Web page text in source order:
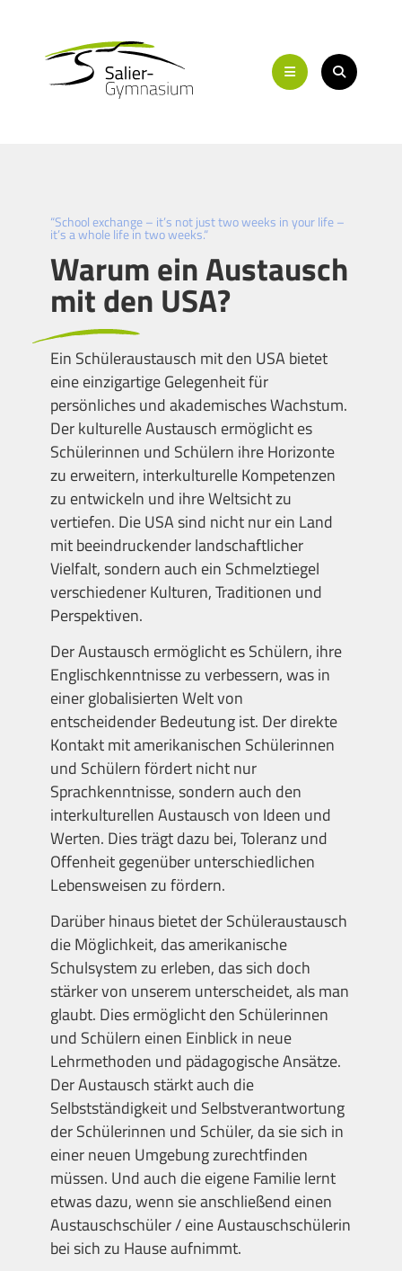
“School exchange – it’s not just two weeks in your life –
it’s a whole life in two weeks.“
Warum ein Austausch
mit den USA?
Ein Schüleraustausch mit den USA bietet
eine einzigartige Gelegenheit für
persönliches und akademisches Wachstum.
Der kulturelle Austausch ermöglicht es
Schülerinnen und Schülern ihre Horizonte
zu erweitern, interkulturelle Kompetenzen
zu entwickeln und ihre Weltsicht zu
vertiefen. Die USA sind nicht nur ein Land
mit beeindruckender landschaftlicher
Vielfalt, sondern auch ein Schmelztiegel
verschiedener Kulturen, Traditionen und
Perspektiven.
Der Austausch ermöglicht es Schülern, ihre
Englischkenntnisse zu verbessern, was in
einer globalisierten Welt von
entscheidender Bedeutung ist. Der direkte
Kontakt mit amerikanischen Schülerinnen
und Schülern fördert nicht nur
Sprachkenntnisse, sondern auch den
interkulturellen Austausch von Ideen und
Werten. Dies trägt dazu bei, Toleranz und
Offenheit gegenüber unterschiedlichen
Lebensweisen zu fördern.
Darüber hinaus bietet der Schüleraustausch
die Möglichkeit, das amerikanische
Schulsystem zu erleben, das sich doch
stärker von unserem unterscheidet, als man
glaubt. Dies ermöglicht den Schülerinnen
und Schülern einen Einblick in neue
Lehrmethoden und pädagogische Ansätze.
Der Austausch stärkt auch die
Selbstständigkeit und Selbstverantwortung
der Schülerinnen und Schüler, da sie sich in
einer neuen Umgebung zurechtfinden
müssen. Und auch die eigene Familie lernt
etwas dazu, wenn sie anschließend einen
Austauschschüler / eine Austauschschülerin
bei sich zu Hause aufnimmt.